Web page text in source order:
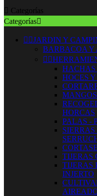
 Categorías
Categorías
 JARDIN Y
BARBACOA Y
 
HACHAS
HOCES
HORCAS
PALAS -
TIJERAS
TIJERAS
INJERTO